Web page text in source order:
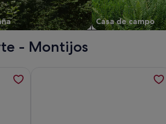
Casa de campo
- Montijos